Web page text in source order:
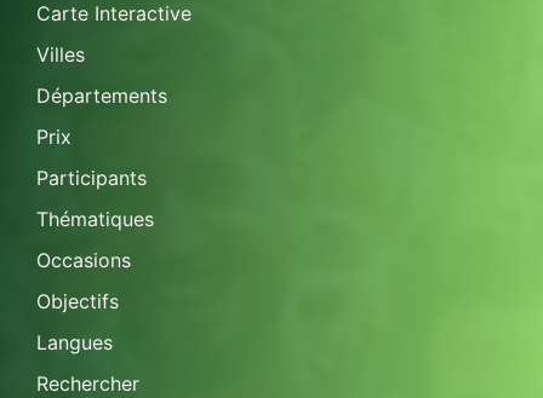
Carte Interactive
Villes
Départements
Prix
Participants
Thématiques
Occasions
Objectifs
Langues
Rechercher